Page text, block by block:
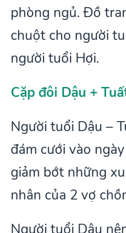
phòng ngủ. Đồ
chuột cho người
người tuổi Hợi.
Cặp đôi Dậu +
Người tuổi Dậu –
đám cưới vào
giảm bớt những
nhân của 2 vợ
Người tuổi Dậu